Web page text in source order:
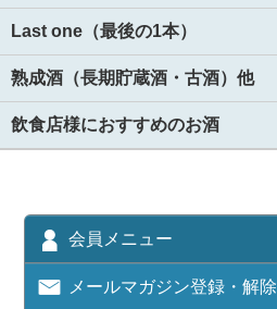
Last one（最後の1本）
熟成酒（長期貯蔵酒・古酒）他
飲食店様におすすめのお酒
会員メニュー
メールマガジン登録・解除